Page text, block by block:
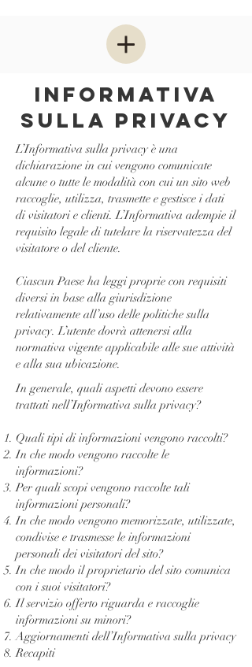
INFORMATIVA
SULLA PRIVACY
L’Informativa sulla privacy è una
dichiarazione in cui vengono comunicate
alcune o tutte le modalità con cui un sito web
raccoglie, utilizza, trasmette e gestisce i dati
di visitatori e clienti. L’Informativa adempie il
requisito legale di tutelare la riservatezza del
visitatore o del cliente.
Ciascun Paese ha leggi proprie con requisiti
diversi in base alla giurisdizione
relativamente all’uso delle politiche sulla
privacy. L’utente dovrà attenersi alla
normativa vigente applicabile alle sue attività
e alla sua ubicazione.
In generale, quali aspetti devono essere
trattati nell’Informativa sulla privacy?
Quali tipi di informazioni vengono raccolti?
In che modo vengono raccolte le
informazioni?
Per quali scopi vengono raccolte tali
informazioni personali?
In che modo vengono memorizzate, utilizzate,
condivise e trasmesse le informazioni
personali dei visitatori del sito?
In che modo il proprietario del sito comunica
con i suoi visitatori?
Il servizio offerto riguarda e raccoglie
informazioni su minori?
Aggiornamenti dell’Informativa sulla privacy
Recapiti